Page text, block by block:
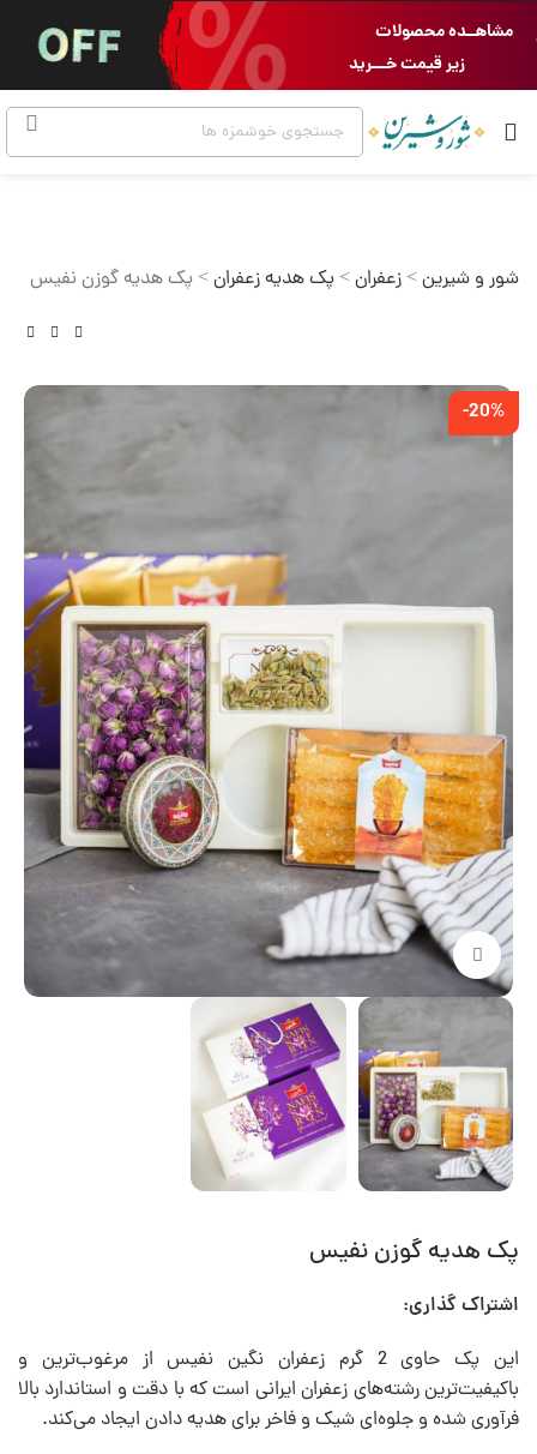
مشاهــده محصولات
زیر قیمت خـــرید
شور و شیرین> زعفران> پک هدیه زعفران> پک هدیه گوزن نفیس
-20%
برای بزرگنمایی کلیک کنید
پک هدیه گوزن نفیس
اشتراک گذاری:
این پک حاوی 2 گرم زعفران نگین نفیس از مرغوب‌ترین و
باکیفیت‌ترین رشته‌های زعفران ایرانی است که با دقت و استاندارد بالا
فرآوری شده و جلوه‌ای شیک و فاخر برای هدیه دادن ایجاد می‌کند.